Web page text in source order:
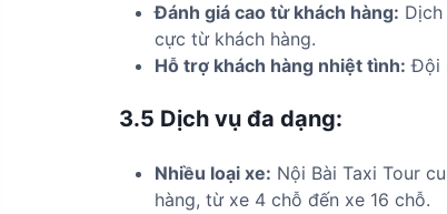
Đánh giá cao từ khách hàng:
cực từ khách hàng.
Hỗ trợ khách hàng nhiệt tình: Đội
3.5 Dịch vụ đa dạng:
Nhiều loại xe: Nội Bài Taxi Tour
hàng, từ xe 4 chỗ đến xe 16 chỗ.